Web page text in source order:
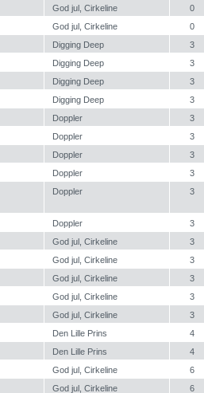
God jul, Cirkeline 0
God jul, Cirkeline 0
Digging Deep 3
Digging Deep 3
Digging Deep 3
Digging Deep 3
Doppler 3
Doppler 3
Doppler 3
Doppler 3
Doppler 3
Doppler 3
God jul, Cirkeline 3
God jul, Cirkeline 3
God jul, Cirkeline 3
God jul, Cirkeline 3
God jul, Cirkeline 3
Den Lille Prins 4
Den Lille Prins 4
God jul, Cirkeline 6
God jul, Cirkeline 6